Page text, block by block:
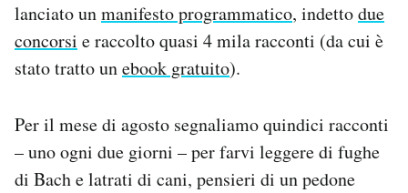
CALENDARIO
AREA PERSONALE
Newsletter
Notifiche mobile
Regala il Post
lanciato unmanifesto programmatico, indettodue
concorsi e raccolto quasi 4 mila racconti (da cui è
stato tratto unebook gratuito).
Per il mese di agosto segnaliamo quindici racconti
– uno ogni due giorni – per farvi leggere di fughe
di Bach e latrati di cani, pensieri di un pedone